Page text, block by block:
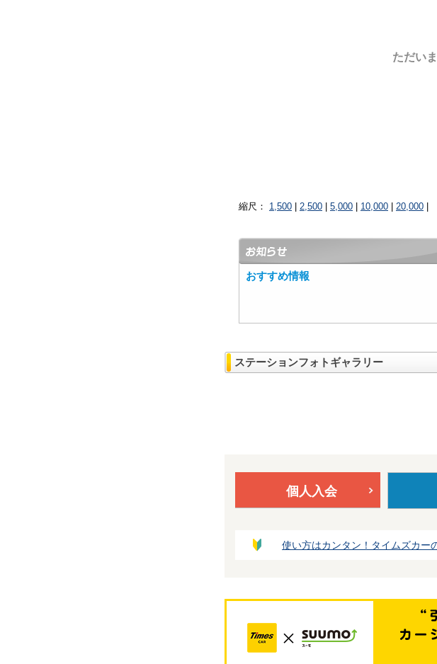
ただい
縮尺： 1,500 2,500 5,000 10,000 20,000
おすすめ情報
ステーションフォトギャラリー
個人入会
使い方はカンタン！タイムズカー